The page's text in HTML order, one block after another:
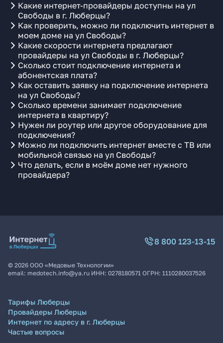
Какие интернет-провайдеры доступны на ул
Свободы в г. Люберцы?
Как проверить, можно ли подключить интернет в
моем доме на ул Свободы?
Какие скорости интернета предлагают
провайдеры на ул Свободы в г. Люберцы?
Сколько стоит подключение интернета и
абонентская плата?
Как оставить заявку на подключение интернета
на ул Свободы?
Сколько времени занимает подключение
интернета в квартиру?
Нужен ли роутер или другое оборудование для
подключения?
Можно ли подключить интернет вместе с ТВ или
мобильной связью на ул Свободы?
Что делать, если в моём доме нет нужного
провайдера?
8 800 123-13-15
© 2026 ООО «Медовые Технологии»
email: medotech.info@ya.ru ИНН: 0278180571 ОГРН: 1110280037526
Тарифы Люберцы
Провайдеры Люберцы
Интернет по адресу в г. Люберцы
Частые вопросы